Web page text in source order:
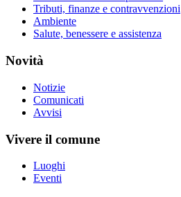
Tributi, finanze e contravvenzioni
Ambiente
Salute, benessere e assistenza
Novità
Notizie
Comunicati
Avvisi
Vivere il comune
Luoghi
Eventi